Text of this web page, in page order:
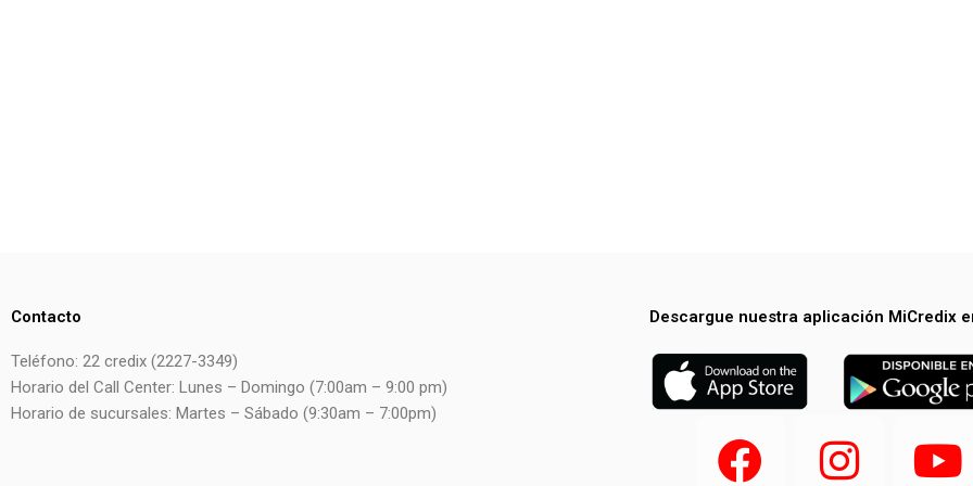
Contacto
Teléfono: 22 credix (2227-3349)
Horario del Call Center: Lunes – Domingo (7:00am – 9:00 pm)
Horario de sucursales: Martes – Sábado (9:30am – 7:00pm)
Descargue nuestra aplicación MiCredix
F
I
Y